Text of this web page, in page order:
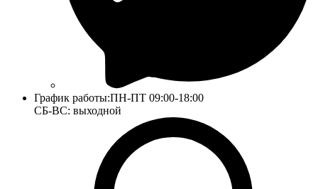
График работы:ПН-ПТ 09:00-18:00
СБ-ВС: выходной